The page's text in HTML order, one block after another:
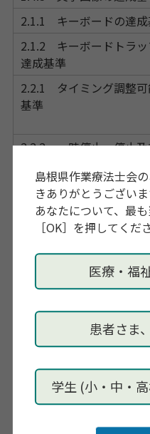
島根県作業療法士会
きありがとうございま
あなたについて、最
［OK］を押してくだ
医療・福
患者さま
学生 (小・中・
2.1.1 キーボードの達成
2.1.2 キーボードトラッ
達成基準
2.2.1 タイミング調整可
基準
2.2.2 一時停止，停止及
2.2.3 タイミング非依存
きい（閾）値以下の達
2.3.2 3回のせん（閃）
2.4.1 ブロックスキッ
2.4.2 ページタイトル
2.4.3 フォーカス順序
2.4.4 リンクの目的（